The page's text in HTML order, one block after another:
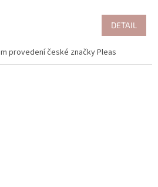
DETAIL
provedení české značky Pleas